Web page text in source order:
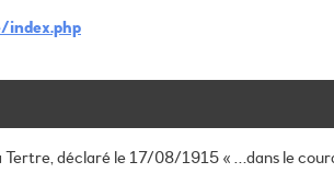
index.php
Tertre, déclaré le 17/08/1915 « …dans le